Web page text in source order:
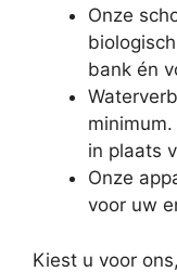
Onze
bank én
in plaats
Onze
voor uw
Kiest u voor